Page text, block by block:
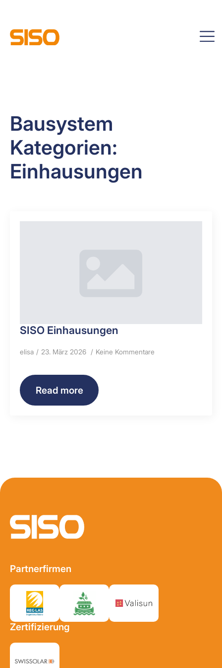
Bausystem
Kategorien:
Einhausungen
SISO Einhausungen
elisa 23. März 2026 Keine Kommentare
Read more
Start Fusszeile
Partnerfirmen
Zertifizierung